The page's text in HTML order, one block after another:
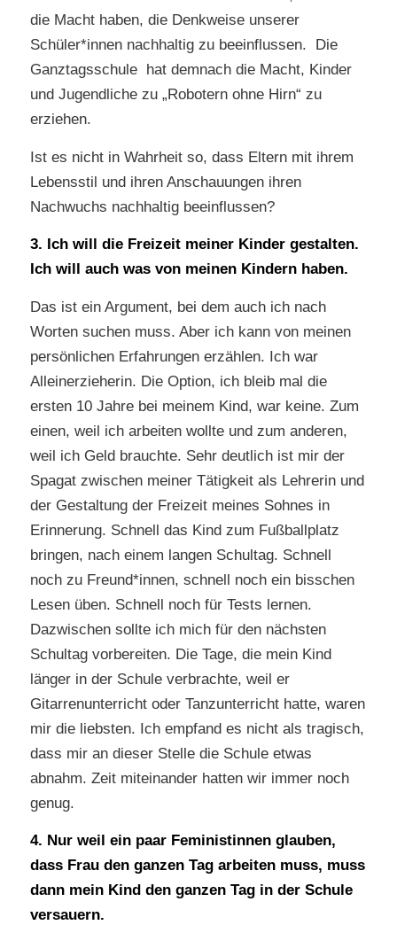
die Macht haben, die Denkweise unserer
Schüler*innen nachhaltig zu beeinflussen. Die
Ganztagsschule hat demnach die Macht, Kinder
und Jugendliche zu „Robotern ohne Hirn“ zu
erziehen.
Ist es nicht in Wahrheit so, dass Eltern mit ihrem
Lebensstil und ihren Anschauungen ihren
Nachwuchs nachhaltig beeinflussen?
3. Ich will die Freizeit meiner Kinder gestalten.
Ich will auch was von meinen Kindern haben.
Das ist ein Argument, bei dem auch ich nach
Worten suchen muss. Aber ich kann von meinen
persönlichen Erfahrungen erzählen. Ich war
Alleinerzieherin. Die Option, ich bleib mal die
ersten 10 Jahre bei meinem Kind, war keine. Zum
einen, weil ich arbeiten wollte und zum anderen,
weil ich Geld brauchte. Sehr deutlich ist mir der
Spagat zwischen meiner Tätigkeit als Lehrerin und
der Gestaltung der Freizeit meines Sohnes in
Erinnerung. Schnell das Kind zum Fußballplatz
bringen, nach einem langen Schultag. Schnell
noch zu Freund*innen, schnell noch ein bisschen
Lesen üben. Schnell noch für Tests lernen.
Dazwischen sollte ich mich für den nächsten
Schultag vorbereiten. Die Tage, die mein Kind
länger in der Schule verbrachte, weil er
Gitarrenunterricht oder Tanzunterricht hatte, waren
mir die liebsten. Ich empfand es nicht als tragisch,
dass mir an dieser Stelle die Schule etwas
abnahm. Zeit miteinander hatten wir immer noch
genug.
4. Nur weil ein paar Feministinnen glauben,
dass Frau den ganzen Tag arbeiten muss, muss
dann mein Kind den ganzen Tag in der Schule
versauern.